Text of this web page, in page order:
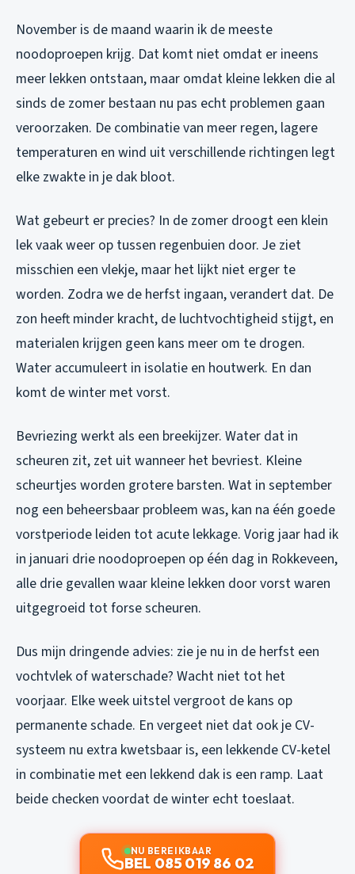
November is de maand waarin ik de meeste
noodoproepen krijg. Dat komt niet omdat er ineens
meer lekken ontstaan, maar omdat kleine lekken die al
sinds de zomer bestaan nu pas echt problemen gaan
veroorzaken. De combinatie van meer regen, lagere
temperaturen en wind uit verschillende richtingen legt
elke zwakte in je dak bloot.
Wat gebeurt er precies? In de zomer droogt een klein
lek vaak weer op tussen regenbuien door. Je ziet
misschien een vlekje, maar het lijkt niet erger te
worden. Zodra we de herfst ingaan, verandert dat. De
zon heeft minder kracht, de luchtvochtigheid stijgt, en
materialen krijgen geen kans meer om te drogen.
Water accumuleert in isolatie en houtwerk. En dan
komt de winter met vorst.
Bevriezing werkt als een breekijzer. Water dat in
scheuren zit, zet uit wanneer het bevriest. Kleine
scheurtjes worden grotere barsten. Wat in september
nog een beheersbaar probleem was, kan na één goede
vorstperiode leiden tot acute lekkage. Vorig jaar had ik
in januari drie noodoproepen op één dag in Rokkeveen,
alle drie gevallen waar kleine lekken door vorst waren
uitgegroeid tot forse scheuren.
Dus mijn dringende advies: zie je nu in de herfst een
vochtvlek of waterschade? Wacht niet tot het
voorjaar. Elke week uitstel vergroot de kans op
permanente schade. En vergeet niet dat ook je CV-
systeem nu extra kwetsbaar is, een lekkende CV-ketel
in combinatie met een lekkend dak is een ramp. Laat
beide checken voordat de winter echt toeslaat.
NU BEREIKBAAR
BEL 085 019 86 02